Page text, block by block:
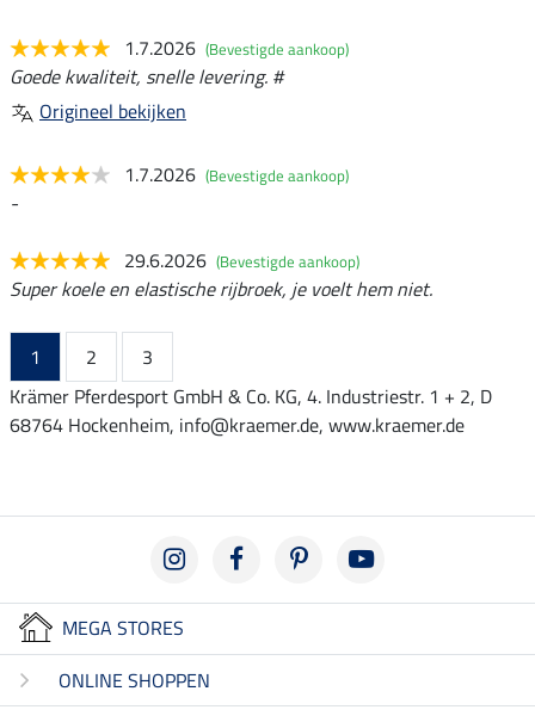
1.7.2026 (Bevestigde aankoop)
Goede kwaliteit, snelle levering. #
Origineel bekijken
1.7.2026 (Bevestigde aankoop)
-
29.6.2026 (Bevestigde aankoop)
Super koele en elastische rijbroek, je voelt hem niet.
1 2
3
Krämer Pferdesport GmbH & Co. KG, 4. Industriestr. 1 + 2, D
68764 Hockenheim, info@kraemer.de, www.kraemer.de
MEGA STORES
ONLINE SHOPPEN